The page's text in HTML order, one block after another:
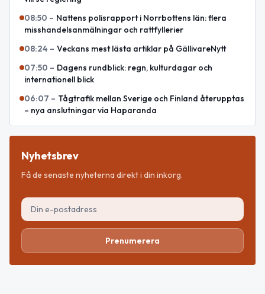
08:50 – Nattens polisrapport i Norrbottens län: flera
misshandelsanmälningar och rattfyllerier
08:24 – Veckans mest lästa artiklar på GällivareNytt
07:50 – Dagens rundblick: regn, kulturdagar och
internationell blick
06:07 – Tågtrafik mellan Sverige och Finland återupptas
– nya anslutningar via Haparanda
Nyhetsbrev
Få de senaste nyheterna direkt i din inkorg.
Prenumerera